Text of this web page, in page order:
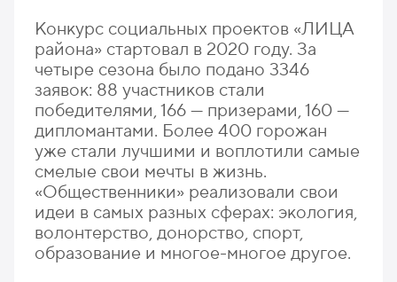
Конкурс социальных проектов «ЛИЦА
района» стартовал в 2020 году. За
четыре сезона было подано 3346
заявок: 88 участников стали
победителями, 166 — призерами, 160 —
дипломантами. Более 400 горожан
уже стали лучшими и воплотили самые
смелые свои мечты в жизнь.
«Общественники» реализовали свои
идеи в самых разных сферах: экология,
волонтерство, донорство, спорт,
образование и многое-многое другое.